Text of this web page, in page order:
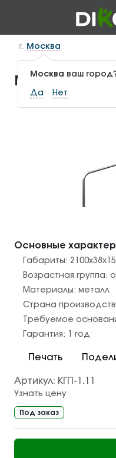
г. Москва
Москва ваш
Да Нет
Основные
Габариты:
Возрастная группа:
Материалы: металл
Страна
Требуемое
Гарантия:
1 год
Печать
Артикул: КГП-1.11
Узнать цену
Под заказ